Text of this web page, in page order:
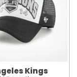
Kings